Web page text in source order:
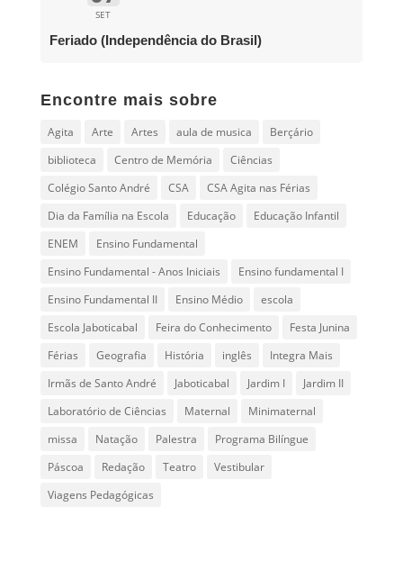
SET
Feriado (Independência do Brasil)
Encontre mais sobre
Agita Arte Artes aula de musica
Berçário
biblioteca
Centro de Memória
Ciências
Colégio Santo André
CSA
CSA Agita nas Férias
Dia da Família na Escola
Educação
Educação Infantil
ENEM
Ensino Fundamental
Ensino Fundamental - Anos Iniciais
Ensino fundamental I
Ensino Fundamental II
Ensino Médio
escola
Escola Jaboticabal
Feira do Conhecimento
Festa Junina
Férias
Geografia História inglês
Integra Mais
Irmãs de Santo André
Jaboticabal Jardim I
Jardim II
Laboratório de Ciências
Maternal
Minimaternal
missa
Natação Palestra
Programa Bilíngue
Páscoa
Redação Teatro
Vestibular
Viagens Pedagógicas